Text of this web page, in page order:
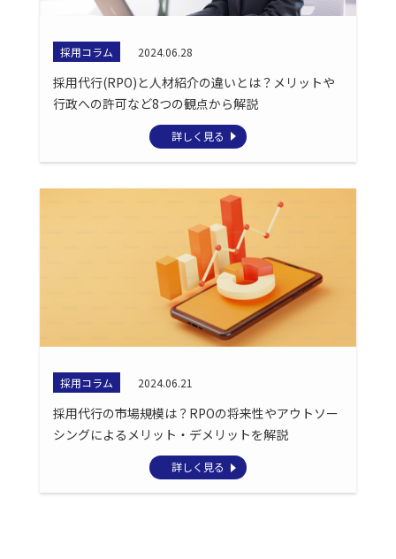
採用コラム 2024.06.28
採用代行(RPO)と人材紹介の違いとは？メリットや
行政への許可など8つの観点から解説
詳しく見る
採用コラム 2024.06.21
採用代行の市場規模は？RPOの将来性やアウトソー
シングによるメリット・デメリットを解説
詳しく見る